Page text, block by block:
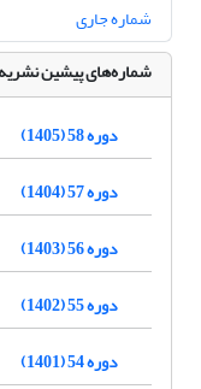
شماره جاری
شماره‌های پیشین نشریه
دوره 58 (1405)
دوره 57 (1404)
دوره 56 (1403)
دوره 55 (1402)
دوره 54 (1401)